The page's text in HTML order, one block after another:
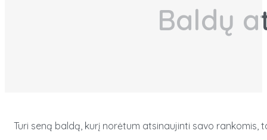
Baldų
Turi seną baldą, kurį norėtum atsinaujinti savo rankomis,